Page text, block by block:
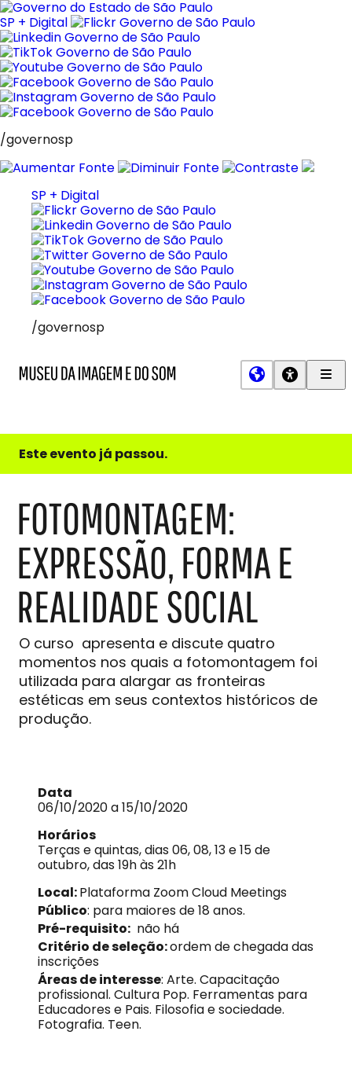
Pular
para
o
conteúdo
SP + Digital
/governosp
SP + Digital
/governosp
e
do
Este evento já passou.
FOTOMONTAGEM:
EXPRESSÃO, FORMA E
REALIDADE SOCIAL
O curso apresenta e discute quatro
momentos nos quais a fotomontagem foi
utilizada para alargar as fronteiras
estéticas em seus contextos históricos de
produção.
Data
06/10/2020 a 15/10/2020
Horários
Terças e quintas, dias 06, 08, 13 e 15 de
outubro, das 19h às 21h
Local:Plataforma Zoom Cloud Meetings
Público: para maiores de 18 anos.
Pré-requisito: não há
Critério de seleção:ordem de chegada das
inscrições
Áreas de interesse: Arte. Capacitação
profissional. Cultura Pop. Ferramentas para
Educadores e Pais. Filosofia e sociedade.
Fotografia. Teen.